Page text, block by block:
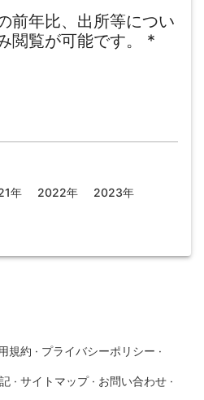
前年比、出所等につい
閲覧が可能です。
*
年 2022年 2023年
規約 · プライバシーポリシー ·
· サイトマップ · お問い合わせ ·